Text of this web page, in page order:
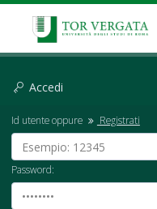
Accedi
Id utente oppure Registrati
Password: